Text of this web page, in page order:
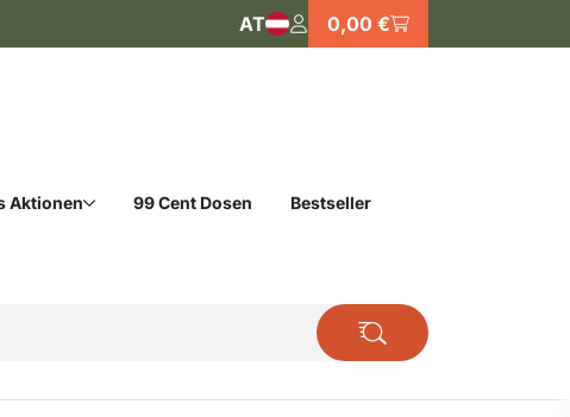
AT 0,00 €
Aktionen 99 Cent Dosen
Bestseller